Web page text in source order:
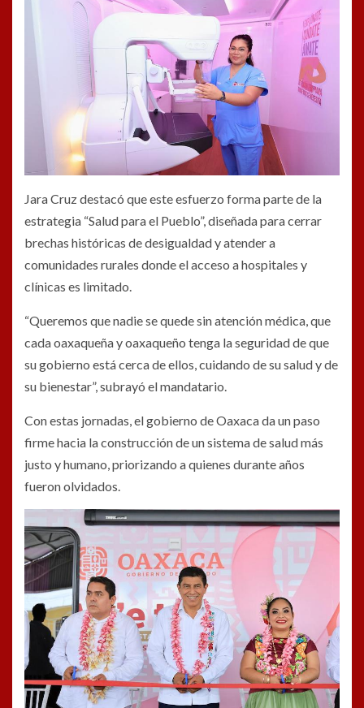
Jara Cruz destacó que este esfuerzo forma parte de la
estrategia “Salud para el Pueblo”, diseñada para cerrar
brechas históricas de desigualdad y atender a
comunidades rurales donde el acceso a hospitales y
clínicas es limitado.
“Queremos que nadie se quede sin atención médica, que
cada oaxaqueña y oaxaqueño tenga la seguridad de que
su gobierno está cerca de ellos, cuidando de su salud y de
su bienestar”, subrayó el mandatario.
Con estas jornadas, el gobierno de Oaxaca da un paso
firme hacia la construcción de un sistema de salud más
justo y humano, priorizando a quienes durante años
fueron olvidados.